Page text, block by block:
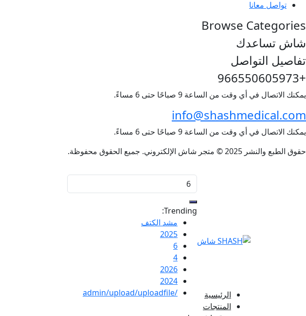
تواصل معانا
Browse Categories
شاش تساعدك
تفاصيل التواصل
+966550605973
يمكنك الاتصال في أي وقت من الساعة 9 صباحًا حتى 6 مساءً.
info@shashmedical.com
يمكنك الاتصال في أي وقت من الساعة 9 صباحًا حتى 6 مساءً.
حقوق الطبع والنشر 2025 © متجر شاش الإلكتروني. جميع الحقوق محفوظة.
Trending:
مشد الكتف
2025
6
4
2026
2024
/admin/upload/uploadfile
الرئيسية
المنتجات